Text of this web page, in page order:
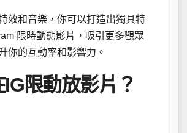
效和音樂，你可以打造出獨具特
限時動態影片，吸引更多觀眾
你的互動率和影響力。
限動放影片？